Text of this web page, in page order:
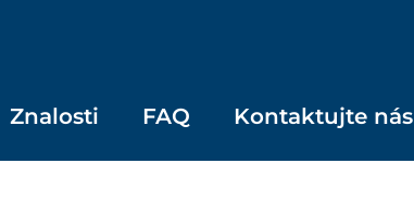
Znalosti FAQ Kontaktujte nás